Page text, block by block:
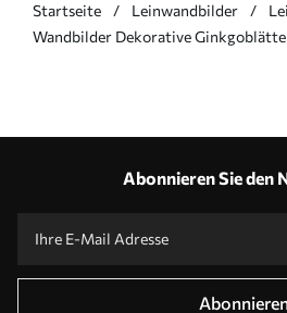
Startseite Leinwandbilder
Wandbilder Dekorative
Abonnieren Sie den